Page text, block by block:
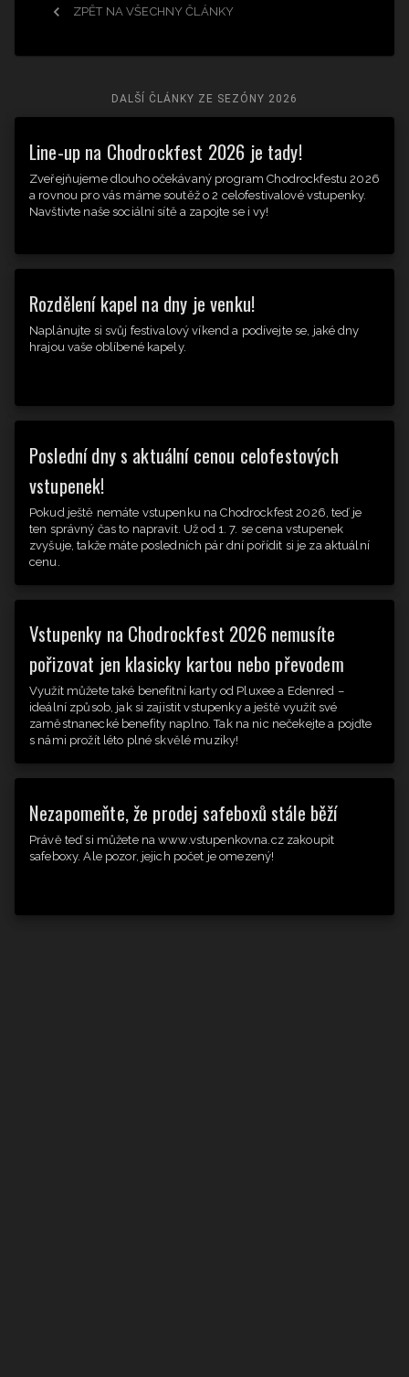
ZPĚT NA VŠECHNY ČLÁNKY
DALŠÍ ČLÁNKY ZE SEZÓNY 2026
Line-up na Chodrockfest 2026 je tady!
Zveřejňujeme dlouho očekávaný program Chodrockfestu 2026
a rovnou pro vás máme soutěž o 2 celofestivalové vstupenky.
Navštivte naše sociální sítě a zapojte se i vy!
Rozdělení kapel na dny je venku!
Naplánujte si svůj festivalový víkend a podívejte se, jaké dny
hrajou vaše oblíbené kapely.
Poslední dny s aktuální cenou celofestových
vstupenek!
Pokud ještě nemáte vstupenku na Chodrockfest 2026, teď je
ten správný čas to napravit. Už od 1. 7. se cena vstupenek
zvyšuje, takže máte posledních pár dní pořídit si je za aktuální
cenu.
Vstupenky na Chodrockfest 2026 nemusíte
pořizovat jen klasicky kartou nebo převodem
Využít můžete také benefitní karty od Pluxee a Edenred –
ideální způsob, jak si zajistit vstupenky a ještě využít své
zaměstnanecké benefity naplno. Tak na nic nečekejte a pojďte
s námi prožít léto plné skvělé muziky!
Nezapomeňte, že prodej safeboxů stále běží
Právě teď si můžete na www.vstupenkovna.cz zakoupit
safeboxy. Ale pozor, jejich počet je omezený!